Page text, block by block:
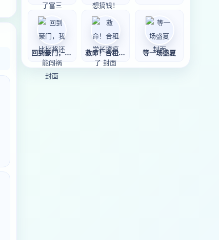
回到豪门，我比比 救命！合租学长撩 等一场盛夏